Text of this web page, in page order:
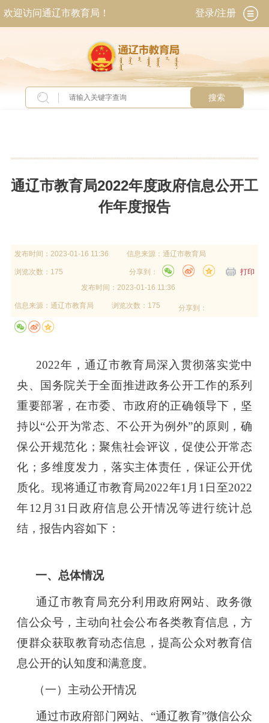
欢迎访问通辽市教育局！ 登录/注册
搜索
当前位置：首页>政务公开>政府信息公开>政
通辽市教育局2022年度政府信息公开工
作年度报告
发布时间： 2023-01-16 11:36 信息来源： 通辽市教育局
浏览次数：175 打印
分享到：
发布时间： 2023-01-16 11:36
信息来源： 通辽市教育局 浏览次数：175 分享到：
2022年，通辽市教育局深入贯彻落实党中
央、国务院关于全面推进政务公开工作的系列
重要部署，在市委、市政府的正确领导下，坚
持以“公开为常态、不公开为例外”的原则，确
保公开规范化；聚焦社会评议，促使公开常态
化；多维度发力，落实主体责任，保证公开优
质化。现将通辽市教育局2022年1月1日至2022
年12月31日政府信息公开情况等进行统计总
结，报告内容如下：
一、总体情况
通辽市教育局充分利用政府网站、政务微
信公众号，主动向社会公布各类教育信息，方
便群众获取教育动态信息，提高公众对教育信
息公开的认知度和满意度。
（一）主动公开情况
通过市政府部门网站、“通辽教育”微信公众